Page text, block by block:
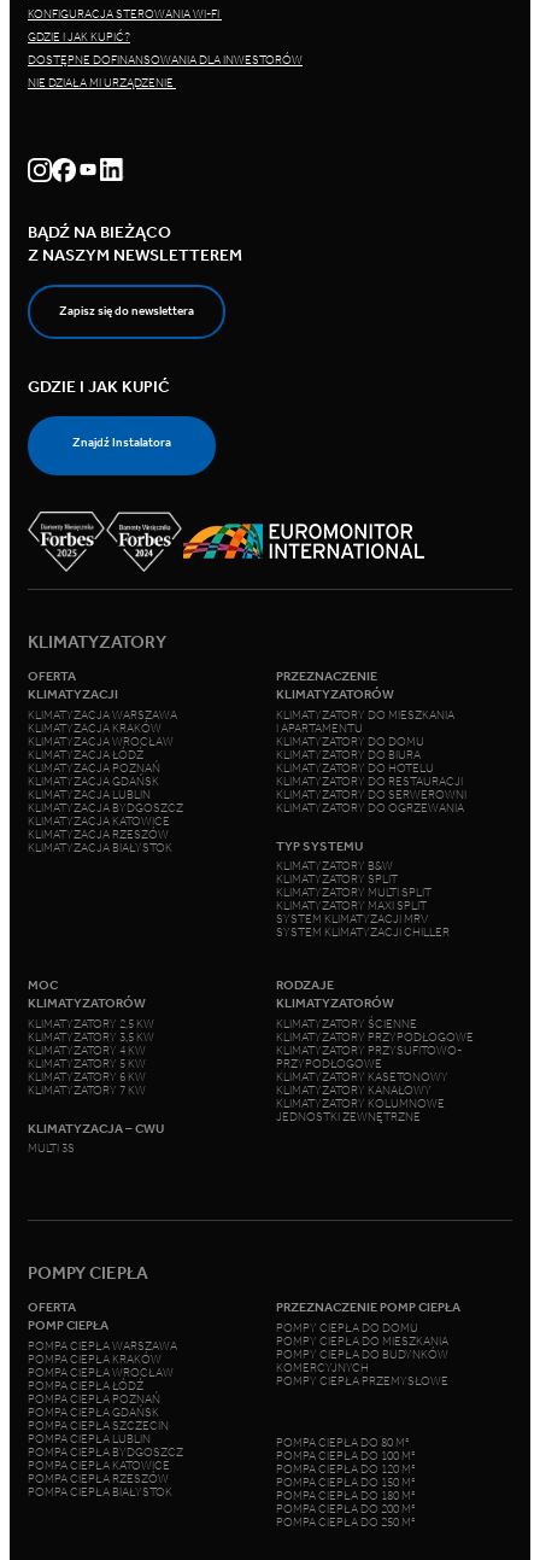
KONFIGURACJA STEROWANIA WI-FI
GDZIE I JAK KUPIĆ?
DOSTĘPNE DOFINANSOWANIA DLA INWESTORÓW
NIE DZIAŁA MI URZĄDZENIE
BĄDŹ NA BIEŻĄCO
Z NASZYM NEWSLETTEREM
Zapisz się do newslettera
GDZIE I JAK KUPIĆ
Znajdź Instalatora
KLIMATYZATORY
OFERTA
KLIMATYZACJI
KLIMATYZACJA WARSZAWA
KLIMATYZACJA KRAKÓW
KLIMATYZACJA WROCŁAW
KLIMATYZACJA ŁÓDŹ
KLIMATYZACJA POZNAŃ
KLIMATYZACJA GDAŃSK
KLIMATYZACJA LUBLIN
KLIMATYZACJA BYDGOSZCZ
KLIMATYZACJA KATOWICE
KLIMATYZACJA RZESZÓW
KLIMATYZACJA BIAŁYSTOK
PRZEZNACZENIE
KLIMATYZATORÓW
KLIMATYZATORY DO MIESZKANIA
I APARTAMENTU
KLIMATYZATORY DO DOMU
KLIMATYZATORY DO BIURA
KLIMATYZATORY DO HOTELU
KLIMATYZATORY DO RESTAURACJI
KLIMATYZATORY DO SERWEROWNI
KLIMATYZATORY DO OGRZEWANIA
TYP SYSTEMU
KLIMATYZATORY B&W
KLIMATYZATORY SPLIT
KLIMATYZATORY MULTI SPLIT
KLIMATYZATORY MAXI SPLIT
SYSTEM KLIMATYZACJI MRV
SYSTEM KLIMATYZACJI CHILLER
MOC
KLIMATYZATORÓW
KLIMATYZATORY 2,5 KW
KLIMATYZATORY 3,5 KW
KLIMATYZATORY 4 KW
KLIMATYZATORY 5 KW
KLIMATYZATORY 6 KW
KLIMATYZATORY 7 KW
KLIMATYZACJA – CWU
MULTI 3S
RODZAJE
KLIMATYZATORÓW
KLIMATYZATORY ŚCIENNE
KLIMATYZATORY PRZYPODŁOGOWE
KLIMATYZATORY PRZYSUFITOWO-
PRZYPODŁOGOWE
KLIMATYZATORY KASETONOWY
KLIMATYZATORY KANAŁOWY
KLIMATYZATORY KOLUMNOWE
JEDNOSTKI ZEWNĘTRZNE
POMPY CIEPŁA
OFERTA
POMP CIEPŁA
POMPA CIEPŁA WARSZAWA
POMPA CIEPŁA KRAKÓW
POMPA CIEPŁA WROCŁAW
POMPA CIEPŁA ŁÓDŹ
POMPA CIEPŁA POZNAŃ
POMPA CIEPŁA GDAŃSK
POMPA CIEPŁA SZCZECIN
POMPA CIEPŁA LUBLIN
POMPA CIEPŁA BYDGOSZCZ
POMPA CIEPŁA KATOWICE
POMPA CIEPŁA RZESZÓW
POMPA CIEPŁA BIAŁYSTOK
PRZEZNACZENIE POMP CIEPŁA
POMPY CIEPŁA DO DOMU
POMPY CIEPŁA DO MIESZKANIA
POMPY CIEPŁA DO BUDYNKÓW
KOMERCYJNYCH
POMPY CIEPŁA PRZEMYSŁOWE
POMPA CIEPŁA DO 80 M²
POMPA CIEPŁA DO 100 M²
POMPA CIEPŁA DO 120 M²
POMPA CIEPŁA DO 150 M²
POMPA CIEPŁA DO 180 M²
POMPA CIEPŁA DO 200 M²
POMPA CIEPŁA DO 250 M²